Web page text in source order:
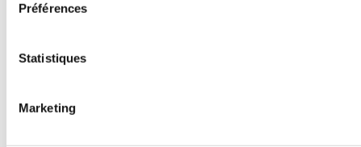
Préférences
Statistiques
Marketing